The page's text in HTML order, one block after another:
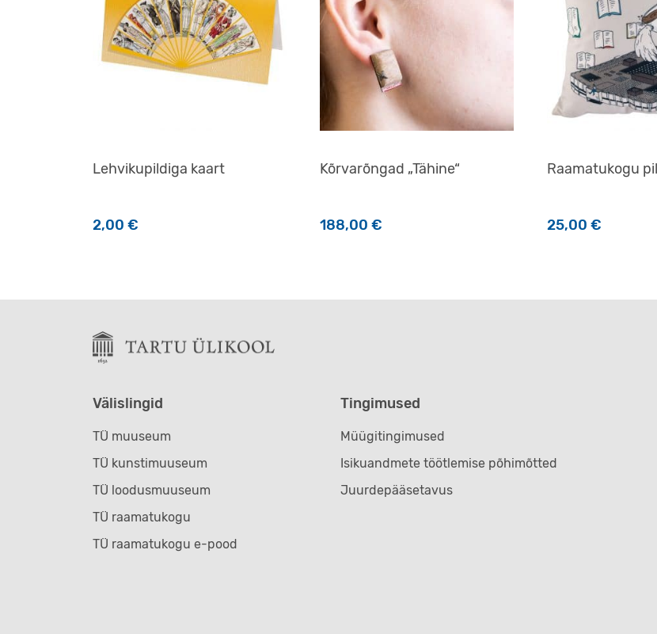
Lehvikupildiga kaart
2,00 €
Kõrvarõngad „Tähine“
188,00 €
Raamatukogu
25,00 €
Välislingid
TÜ muuseum
TÜ kunstimuuseum
TÜ loodusmuuseum
TÜ raamatukogu
TÜ raamatukogu e-pood
Tingimused
Müügitingimused
Isikuandmete töötlemise põhimõtted
Juurdepääsetavus